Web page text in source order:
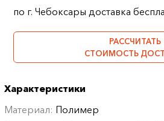
по г. Чебоксары доставка
РАССЧИТАТЬ
СТОИМОСТЬ
Характеристики
Материал: Полимер